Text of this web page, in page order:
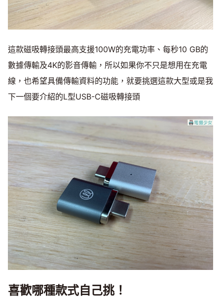
這款磁吸轉接頭最高支援100W的充電功率、每秒10 GB的
數據傳輸及4K的影音傳輸，所以如果你不只是想用在充電
線，也希望具備傳輸資料的功能，就要挑選這款大型或是我
下一個要介紹的L型USB-C磁吸轉接頭
喜歡哪種款式自己挑！